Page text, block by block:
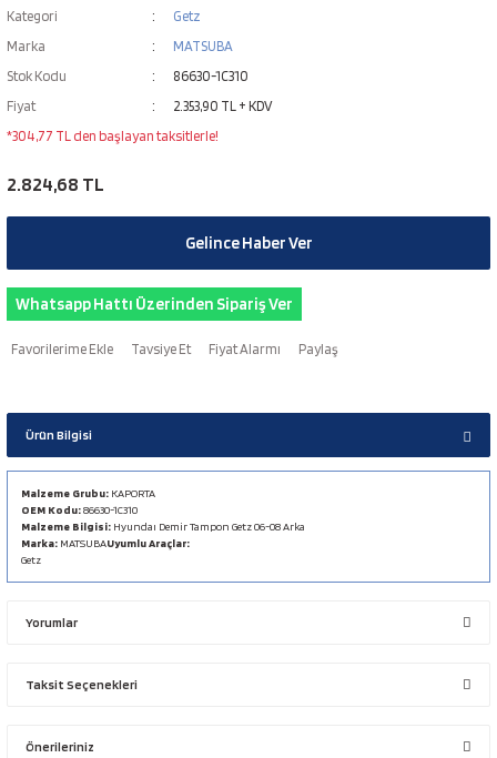
Kategori
Getz
Marka
MATSUBA
Stok Kodu
86630-1C310
Fiyat
2.353,90 TL + KDV
*304,77 TL den başlayan taksitlerle!
2.824,68 TL
Gelince Haber Ver
Whatsapp Hattı Üzerinden Sipariş Ver
Tavsiye Et Fiyat Alarmı Paylaş
Ürün Bilgisi
Malzeme Grubu: KAPORTA
OEM Kodu:86630-1C310
Malzeme Bilgisi: Hyundaı Demir Tampon Getz 06-08 Arka
Marka: MATSUBAUyumlu Araçlar:
Getz
Yorumlar
Taksit Seçenekleri
Önerileriniz